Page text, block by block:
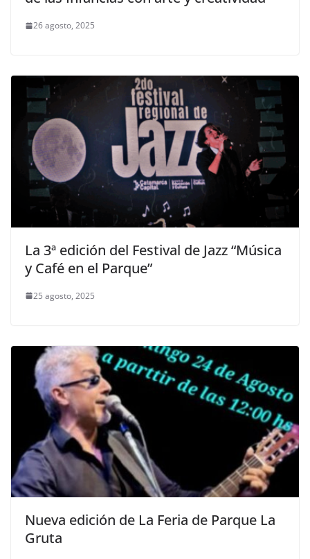
26 agosto, 2025
La 3ª edición del Festival de Jazz “Música
y Café en el Parque”
25 agosto, 2025
Nueva edición de La Feria de Parque La
Gruta